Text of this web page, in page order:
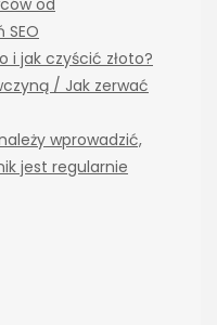
SEO
i jak czyścić złoto?
/ Jak zerwać
wprowadzić,
jest regularnie